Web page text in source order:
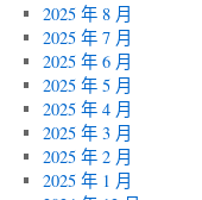
2025 年 8 月
2025 年 7 月
2025 年 6 月
2025 年 5 月
2025 年 4 月
2025 年 3 月
2025 年 2 月
2025 年 1 月